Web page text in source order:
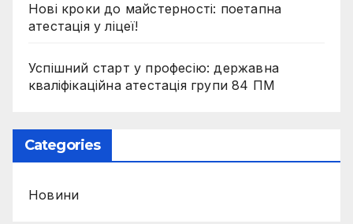
Нові кроки до майстерності: поетапна
атестація у ліцеї!
Успішний старт у професію: державна
кваліфікаційна атестація групи 84 ПМ
Categories
Новини